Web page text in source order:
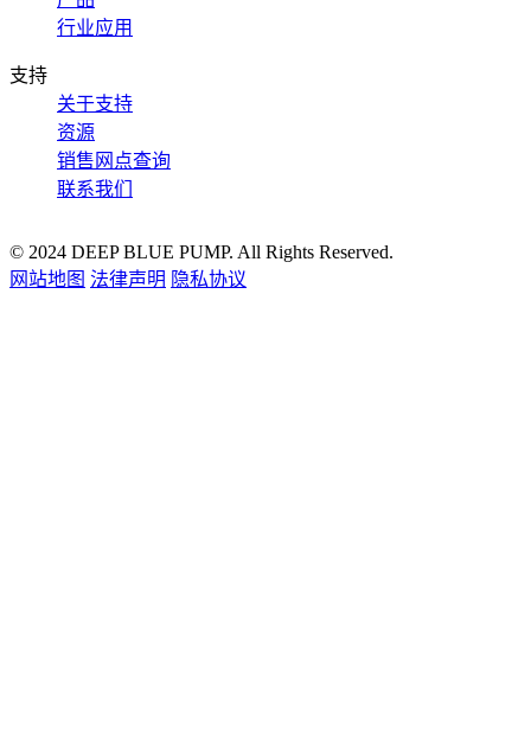
行业应用
支持
关于支持
资源
销售网点查询
联系我们
© 2024 DEEP BLUE PUMP. All Rights Reserved.
网站地图 法律声明 隐私协议